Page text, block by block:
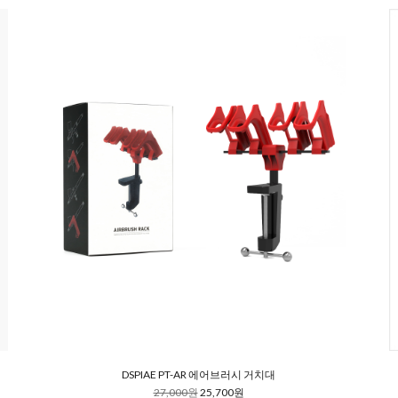
DSPIAE PT-AR 에어브러시 거치대
27,000원25,700원